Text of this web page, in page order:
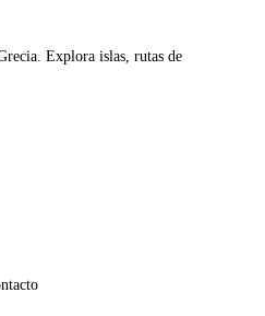
Explora islas, rutas de